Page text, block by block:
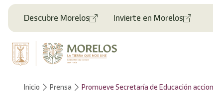
Descubre Morelos Invierte en Morelos
Inicio Prensa Promueve Secretaría de Educación